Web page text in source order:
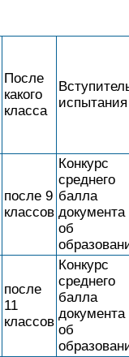
После
какого
класса
испытания
после 9
классов
Конкурс
среднего
балла
документа
об
после
11
классов
Конкурс
среднего
балла
документа
об